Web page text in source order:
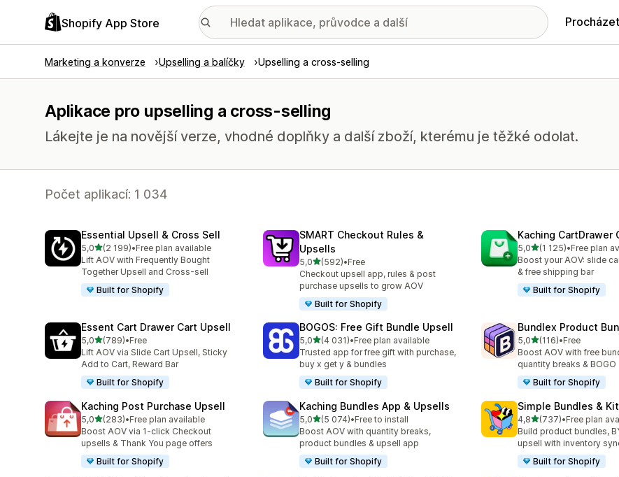
Shopify App Store
Marketing a konverze Upselling a balíčky Upselling a cross-selling
Aplikace pro upselling a cross-selling
Lákejte je na novější verze, vhodné doplňky a další zboží, kterému je těžké odolat.
Počet aplikací: 1 034
Essential Upsell & Cross Sell
5,0z 5 hvězd
(2 199)
Celkový počet recenzí: 2199
•Free plan available
Lift AOV with Frequently Bought
Together Upsell and Cross-sell
Built for Shopify
SMART Checkout Rules &
Upsells
5,0z 5 hvězd
(592)
Celkový počet recenzí: 592
•Free
Checkout upsell app, rules & post
purchase upsells to grow AOV
Built for Shopify
Kaching CartDrawer
5,0z 5 hvězd
(1 125)
Celkový počet recenzí:
•Free plan
Boost your AOV: slide
& free shipping bar
Built for Shopify
Essent Cart Drawer Cart Upsell
5,0z 5 hvězd
(789)
Celkový počet recenzí: 789
•Free
Lift AOV via Slide Cart Upsell, Sticky
Add to Cart, Reward Bar
Built for Shopify
BOGOS: Free Gift Bundle Upsell
5,0z 5 hvězd
(4 031)
Celkový počet recenzí: 4031
•Free plan available
Trusted app for free gift with purchase,
buy x get y & bundles
Built for Shopify
Bundlex Product
5,0z 5 hvězd
(116)
Celkový počet recenzí:
•Free
Boost AOV with free
quantity breaks & BOGO
Built for Shopify
Kaching Post Purchase Upsell
5,0z 5 hvězd
(283)
Celkový počet recenzí: 283
•Free plan available
Boost AOV via 1-click Checkout
upsells & Thank You page offers
Built for Shopify
Kaching Bundles App & Upsells
5,0z 5 hvězd
(5 074)
Celkový počet recenzí: 5074
•Free to install
Boost AOV with quantity breaks,
product bundles & upsell app
Built for Shopify
Simple Bundles &
4,8z 5 hvězd
(737)
Celkový počet recenzí:
•Free plan
Build product bundles,
upsell with inventory
Built for Shopify